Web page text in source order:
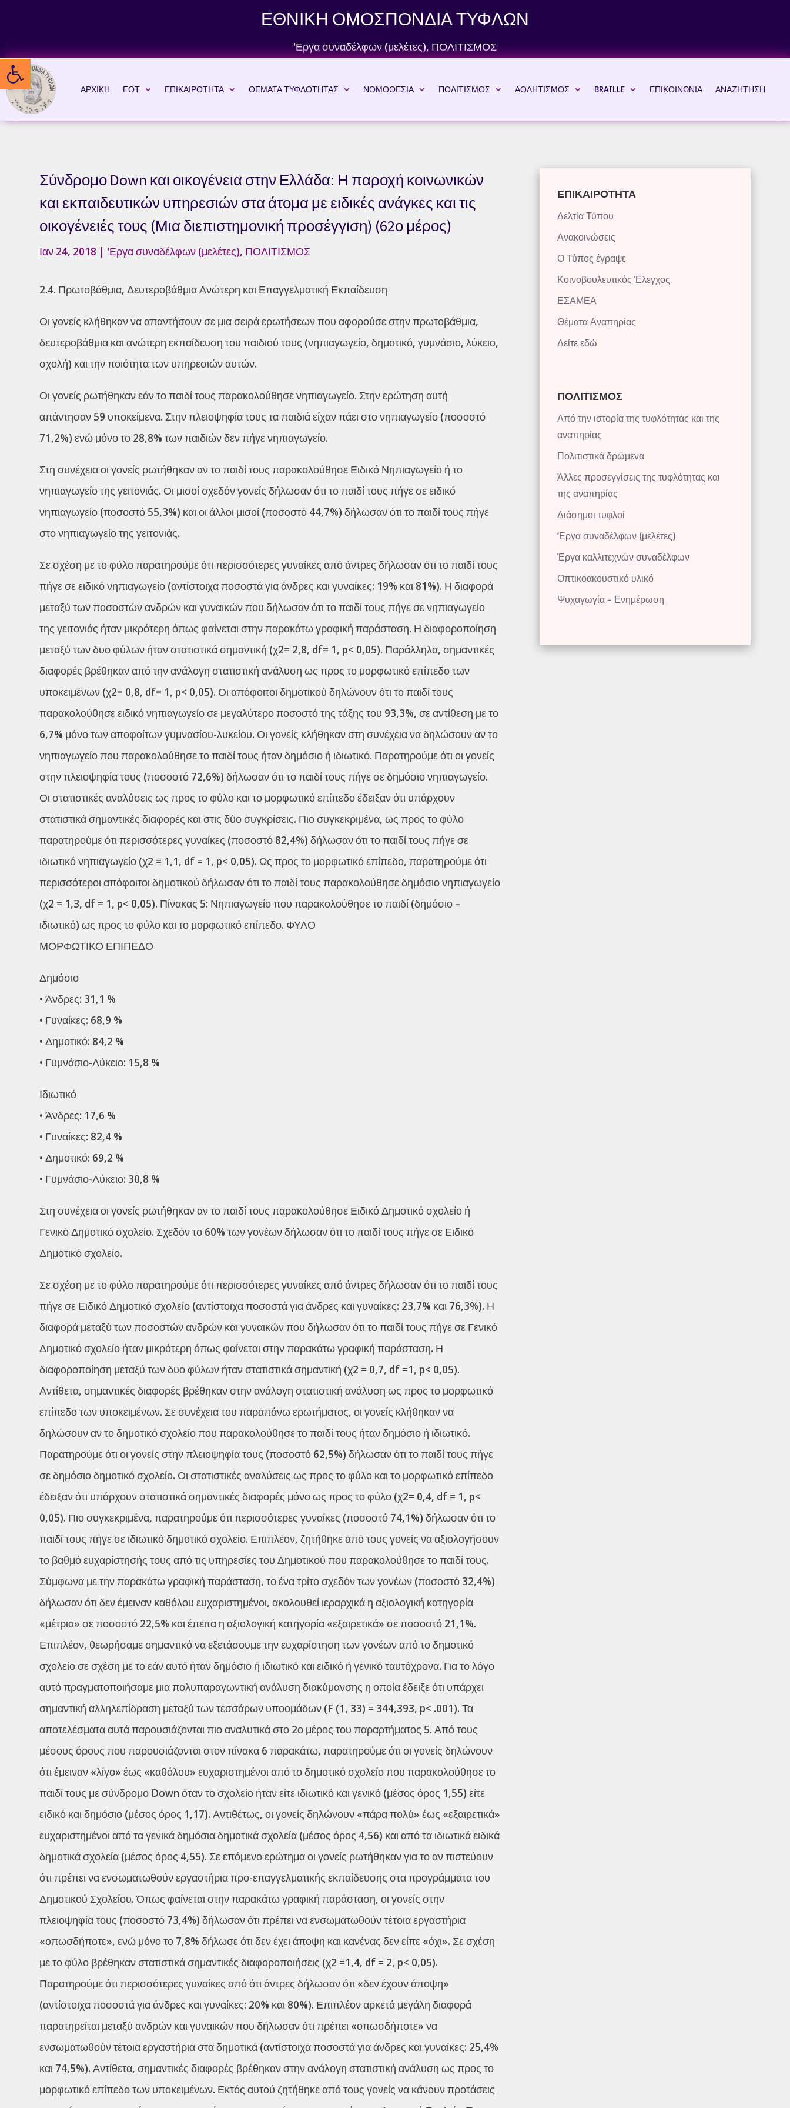
Ανοίξτε τη γραμμή εργαλείων
ΕΘΝΙΚΗ ΟΜΟΣΠΟΝΔΙΑ ΤΥΦΛΩΝ
'Εργα συναδέλφων (μελέτες), ΠΟΛΙΤΙΣΜΟΣ
ΑΡΧΙΚΗ ΕΟΤ ΕΠΙΚΑΙΡΟΤΗΤΑ ΘΕΜΑΤΑ ΤΥΦΛΟΤΗΤΑΣ ΝΟΜΟΘΕΣΙΑ ΠΟΛΙΤΙΣΜΟΣ ΑΘΛΗΤΙΣΜΟΣ BRAILLE ΕΠΙΚΟΙΝΩΝΙΑ ΑΝΑΖΗΤΗΣΗ
Σύνδρομο Down και οικογένεια στην Ελλάδα: Η παροχή κοινωνικών
και εκπαιδευτικών υπηρεσιών στα άτομα με ειδικές ανάγκες και τις
οικογένειές τους (Μια διεπιστημονική προσέγγιση) (62ο μέρος)
Ιαν 24, 2018 | 'Εργα συναδέλφων (μελέτες), ΠΟΛΙΤΙΣΜΟΣ
2.4. Πρωτοβάθμια, Δευτεροβάθμια Ανώτερη και Επαγγελματική Εκπαίδευση
Οι γονείς κλήθηκαν να απαντήσουν σε μια σειρά ερωτήσεων που αφορούσε στην πρωτοβάθμια,
δευτεροβάθμια και ανώτερη εκπαίδευση του παιδιού τους (νηπιαγωγείο, δημοτικό, γυμνάσιο, λύκειο,
σχολή) και την ποιότητα των υπηρεσιών αυτών.
Οι γονείς ρωτήθηκαν εάν το παιδί τους παρακολούθησε νηπιαγωγείο. Στην ερώτηση αυτή
απάντησαν 59 υποκείμενα. Στην πλειοψηφία τους τα παιδιά είχαν πάει στο νηπιαγωγείο (ποσοστό
71,2%) ενώ μόνο το 28,8% των παιδιών δεν πήγε νηπιαγωγείο.
Στη συνέχεια οι γονείς ρωτήθηκαν αν το παιδί τους παρακολούθησε Ειδικό Νηπιαγωγείο ή το
νηπιαγωγείο της γειτονιάς. Οι μισοί σχεδόν γονείς δήλωσαν ότι το παιδί τους πήγε σε ειδικό
νηπιαγωγείο (ποσοστό 55,3%) και οι άλλοι μισοί (ποσοστό 44,7%) δήλωσαν ότι το παιδί τους πήγε
στο νηπιαγωγείο της γειτονιάς.
Σε σχέση με το φύλο παρατηρούμε ότι περισσότερες γυναίκες από άντρες δήλωσαν ότι το παιδί τους
πήγε σε ειδικό νηπιαγωγείο (αντίστοιχα ποσοστά για άνδρες και γυναίκες: 19% και 81%). Η διαφορά
μεταξύ των ποσοστών ανδρών και γυναικών που δήλωσαν ότι το παιδί τους πήγε σε νηπιαγωγείο
της γειτονιάς ήταν μικρότερη όπως φαίνεται στην παρακάτω γραφική παράσταση. Η διαφοροποίηση
μεταξύ των δυο φύλων ήταν στατιστικά σημαντική (χ2= 2,8, df= 1, p< 0,05). Παράλληλα, σημαντικές
διαφορές βρέθηκαν από την ανάλογη στατιστική ανάλυση ως προς το μορφωτικό επίπεδο των
υποκειμένων (χ2= 0,8, df= 1, p< 0,05). Οι απόφοιτοι δημοτικού δηλώνουν ότι το παιδί τους
παρακολούθησε ειδικό νηπιαγωγείο σε μεγαλύτερο ποσοστό της τάξης του 93,3%, σε αντίθεση με το
6,7% μόνο των αποφοίτων γυμνασίου-λυκείου. Οι γονείς κλήθηκαν στη συνέχεια να δηλώσουν αν το
νηπιαγωγείο που παρακολούθησε το παιδί τους ήταν δημόσιο ή ιδιωτικό. Παρατηρούμε ότι οι γονείς
στην πλειοψηφία τους (ποσοστό 72,6%) δήλωσαν ότι το παιδί τους πήγε σε δημόσιο νηπιαγωγείο.
Οι στατιστικές αναλύσεις ως προς το φύλο και το μορφωτικό επίπεδο έδειξαν ότι υπάρχουν
στατιστικά σημαντικές διαφορές και στις δύο συγκρίσεις. Πιο συγκεκριμένα, ως προς το φύλο
παρατηρούμε ότι περισσότερες γυναίκες (ποσοστό 82,4%) δήλωσαν ότι το παιδί τους πήγε σε
ιδιωτικό νηπιαγωγείο (χ2 = 1,1, df = 1, p< 0,05). Ως προς το μορφωτικό επίπεδο, παρατηρούμε ότι
περισσότεροι απόφοιτοι δημοτικού δήλωσαν ότι το παιδί τους παρακολούθησε δημόσιο νηπιαγωγείο
(χ2 = 1,3, df = 1, p< 0,05). Πίνακας 5: Νηπιαγωγείο που παρακολούθησε το παιδί (δημόσιο –
ιδιωτικό) ως προς το φύλο και το μορφωτικό επίπεδο. ΦΥΛΟ
ΜΟΡΦΩΤΙΚΟ ΕΠΙΠΕΔΟ
Δημόσιο
• Άνδρες: 31,1 %
• Γυναίκες: 68,9 %
• Δημοτικό: 84,2 %
• Γυμνάσιο-Λύκειο: 15,8 %
Ιδιωτικό
• Άνδρες: 17,6 %
• Γυναίκες: 82,4 %
• Δημοτικό: 69,2 %
• Γυμνάσιο-Λύκειο: 30,8 %
Στη συνέχεια οι γονείς ρωτήθηκαν αν το παιδί τους παρακολούθησε Ειδικό Δημοτικό σχολείο ή
Γενικό Δημοτικό σχολείο. Σχεδόν το 60% των γονέων δήλωσαν ότι το παιδί τους πήγε σε Ειδικό
Δημοτικό σχολείο.
Σε σχέση με το φύλο παρατηρούμε ότι περισσότερες γυναίκες από άντρες δήλωσαν ότι το παιδί τους
πήγε σε Ειδικό Δημοτικό σχολείο (αντίστοιχα ποσοστά για άνδρες και γυναίκες: 23,7% και 76,3%). Η
διαφορά μεταξύ των ποσοστών ανδρών και γυναικών που δήλωσαν ότι το παιδί τους πήγε σε Γενικό
Δημοτικό σχολείο ήταν μικρότερη όπως φαίνεται στην παρακάτω γραφική παράσταση. Η
διαφοροποίηση μεταξύ των δυο φύλων ήταν στατιστικά σημαντική (χ2 = 0,7, df =1, p< 0,05).
Αντίθετα, σημαντικές διαφορές βρέθηκαν στην ανάλογη στατιστική ανάλυση ως προς το μορφωτικό
επίπεδο των υποκειμένων. Σε συνέχεια του παραπάνω ερωτήματος, οι γονείς κλήθηκαν να
δηλώσουν αν το δημοτικό σχολείο που παρακολούθησε το παιδί τους ήταν δημόσιο ή ιδιωτικό.
Παρατηρούμε ότι οι γονείς στην πλειοψηφία τους (ποσοστό 62,5%) δήλωσαν ότι το παιδί τους πήγε
σε δημόσιο δημοτικό σχολείο. Οι στατιστικές αναλύσεις ως προς το φύλο και το μορφωτικό επίπεδο
έδειξαν ότι υπάρχουν στατιστικά σημαντικές διαφορές μόνο ως προς το φύλο (χ2= 0,4, df = 1, p<
0,05). Πιο συγκεκριμένα, παρατηρούμε ότι περισσότερες γυναίκες (ποσοστό 74,1%) δήλωσαν ότι το
παιδί τους πήγε σε ιδιωτικό δημοτικό σχολείο. Επιπλέον, ζητήθηκε από τους γονείς να αξιολογήσουν
το βαθμό ευχαρίστησής τους από τις υπηρεσίες του Δημοτικού που παρακολούθησε το παιδί τους.
Σύμφωνα με την παρακάτω γραφική παράσταση, το ένα τρίτο σχεδόν των γονέων (ποσοστό 32,4%)
δήλωσαν ότι δεν έμειναν καθόλου ευχαριστημένοι, ακολουθεί ιεραρχικά η αξιολογική κατηγορία
«μέτρια» σε ποσοστό 22,5% και έπειτα η αξιολογική κατηγορία «εξαιρετικά» σε ποσοστό 21,1%.
Επιπλέον, θεωρήσαμε σημαντικό να εξετάσουμε την ευχαρίστηση των γονέων από το δημοτικό
σχολείο σε σχέση με το εάν αυτό ήταν δημόσιο ή ιδιωτικό και ειδικό ή γενικό ταυτόχρονα. Για το λόγο
αυτό πραγματοποιήσαμε μια πολυπαραγωντική ανάλυση διακύμανσης η οποία έδειξε ότι υπάρχει
σημαντική αλληλεπίδραση μεταξύ των τεσσάρων υποομάδων (F (1, 33) = 344,393, p< .001). Τα
αποτελέσματα αυτά παρουσιάζονται πιο αναλυτικά στο 2ο μέρος του παραρτήματος 5. Από τους
μέσους όρους που παρουσιάζονται στον πίνακα 6 παρακάτω, παρατηρούμε ότι οι γονείς δηλώνουν
ότι έμειναν «λίγο» έως «καθόλου» ευχαριστημένοι από το δημοτικό σχολείο που παρακολούθησε το
παιδί τους με σύνδρομο Down όταν το σχολείο ήταν είτε ιδιωτικό και γενικό (μέσος όρος 1,55) είτε
ειδικό και δημόσιο (μέσος όρος 1,17). Αντιθέτως, οι γονείς δηλώνουν «πάρα πολύ» έως «εξαιρετικά»
ευχαριστημένοι από τα γενικά δημόσια δημοτικά σχολεία (μέσος όρος 4,56) και από τα ιδιωτικά ειδικά
δημοτικά σχολεία (μέσος όρος 4,55). Σε επόμενο ερώτημα οι γονείς ρωτήθηκαν για το αν πιστεύουν
ότι πρέπει να ενσωματωθούν εργαστήρια προ-επαγγελματικής εκπαίδευσης στα προγράμματα του
Δημοτικού Σχολείου. Όπως φαίνεται στην παρακάτω γραφική παράσταση, οι γονείς στην
πλειοψηφία τους (ποσοστό 73,4%) δήλωσαν ότι πρέπει να ενσωματωθούν τέτοια εργαστήρια
«οπωσδήποτε», ενώ μόνο το 7,8% δήλωσε ότι δεν έχει άποψη και κανένας δεν είπε «όχι». Σε σχέση
με το φύλο βρέθηκαν στατιστικά σημαντικές διαφοροποιήσεις (χ2 =1,4, df = 2, p< 0,05).
Παρατηρούμε ότι περισσότερες γυναίκες από ότι άντρες δήλωσαν ότι «δεν έχουν άποψη»
(αντίστοιχα ποσοστά για άνδρες και γυναίκες: 20% και 80%). Επιπλέον αρκετά μεγάλη διαφορά
παρατηρείται μεταξύ ανδρών και γυναικών που δήλωσαν ότι πρέπει «οπωσδήποτε» να
ενσωματωθούν τέτοια εργαστήρια στα δημοτικά (αντίστοιχα ποσοστά για άνδρες και γυναίκες: 25,4%
και 74,5%). Αντίθετα, σημαντικές διαφορές βρέθηκαν στην ανάλογη στατιστική ανάλυση ως προς το
μορφωτικό επίπεδο των υποκειμένων. Εκτός αυτού ζητήθηκε από τους γονείς να κάνουν προτάσεις
ΕΠΙΚΑΙΡΟΤΗΤΑ
Δελτία Τύπου
Ανακοινώσεις
Ο Τύπος έγραψε
Κοινοβουλευτικός Έλεγχος
ΕΣΑΜΕΑ
Θέματα Αναπηρίας
Δείτε εδώ
ΠΟΛΙΤΙΣΜΟΣ
Από την ιστορία της τυφλότητας και της
αναπηρίας
Πολιτιστικά δρώμενα
Άλλες προσεγγίσεις της τυφλότητας και
της αναπηρίας
Διάσημοι τυφλοί
‘Εργα συναδέλφων (μελέτες)
Έργα καλλιτεχνών συναδέλφων
Οπτικοακουστικό υλικό
Ψυχαγωγία – Ενημέρωση